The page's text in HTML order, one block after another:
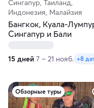
Сингапур, Таиланд,
Индонезия, Малайзия
Бангкок, Куала-
Сингапур и Бали
15 дней 7 – 21 нояб. +8
Обзорные туры